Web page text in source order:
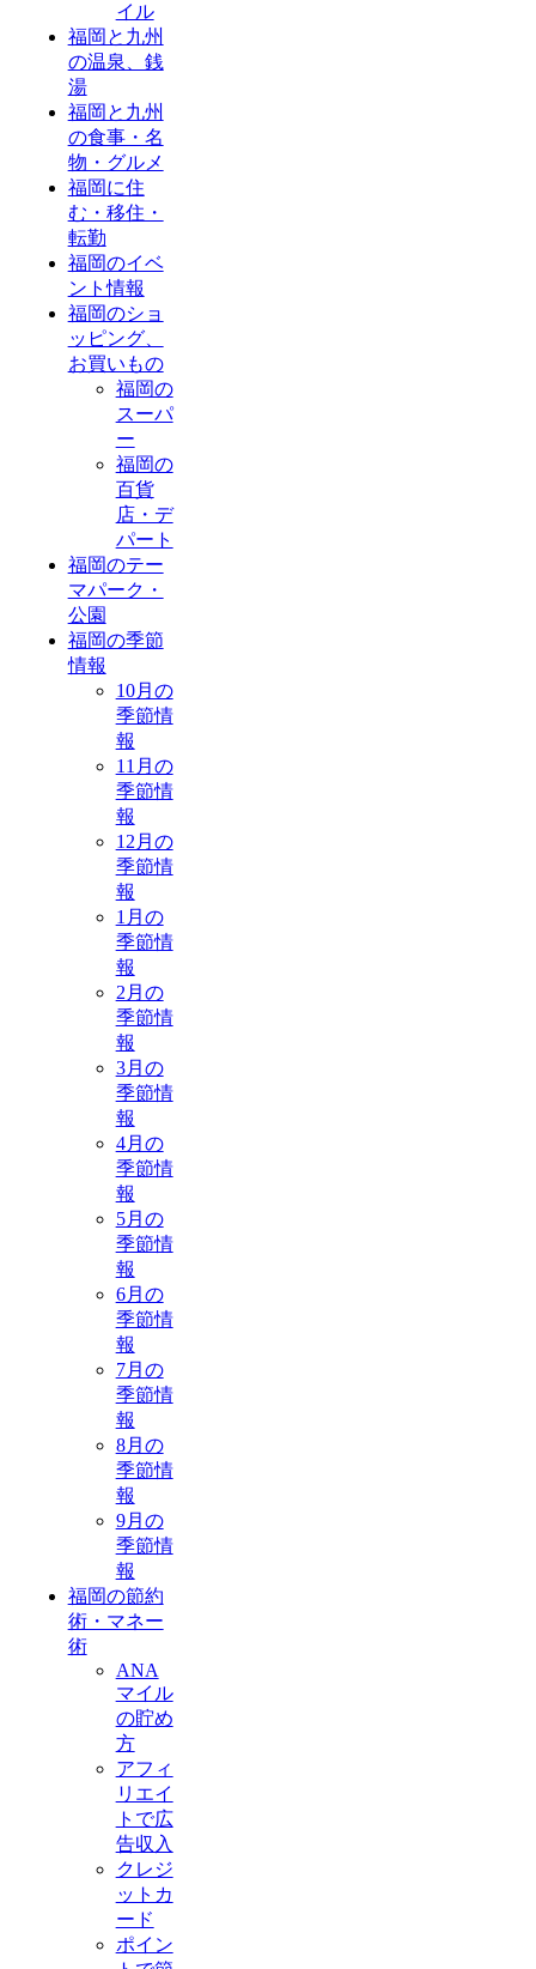
イル
福岡と九州
の温泉、銭
湯
福岡と九州
の食事・名
物・グルメ
福岡に住
む・移住・
転勤
福岡のイベ
ント情報
福岡のショ
ッピング、
お買いもの
福岡の
スーパ
ー
福岡の
百貨
店・デ
パート
福岡のテー
マパーク・
公園
福岡の季節
情報
10月の
季節情
報
11月の
季節情
報
12月の
季節情
報
1月の
季節情
報
2月の
季節情
報
3月の
季節情
報
4月の
季節情
報
5月の
季節情
報
6月の
季節情
報
7月の
季節情
報
8月の
季節情
報
9月の
季節情
報
福岡の節約
術・マネー
術
ANA
マイル
の貯め
方
アフィ
リエイ
トで広
告収入
クレジ
ットカ
ード
ポイン